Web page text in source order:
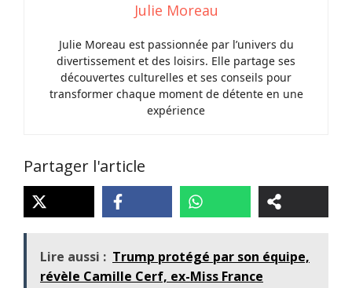
Julie Moreau
Julie Moreau est passionnée par l’univers du
divertissement et des loisirs. Elle partage ses
découvertes culturelles et ses conseils pour
transformer chaque moment de détente en une
expérience
Partager l'article
Lire aussi : Trump protégé par son équipe,
révèle Camille Cerf, ex-Miss France